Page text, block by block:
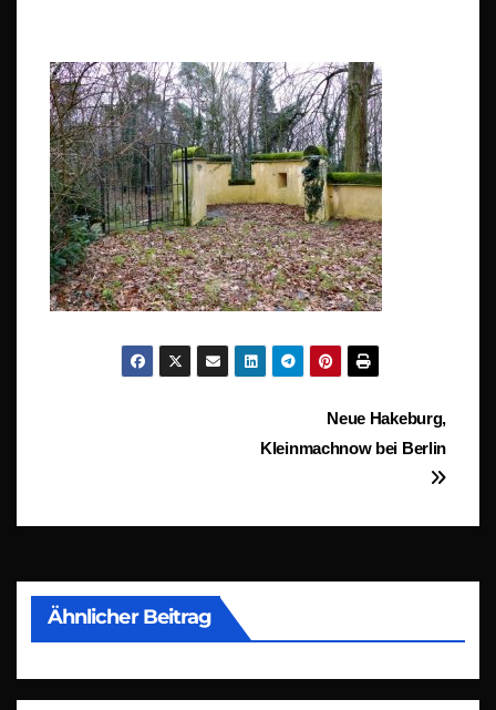
BeitragsnavigationNeue Hakeburg,
Kleinmachnow bei Berlin
Ähnlicher Beitrag